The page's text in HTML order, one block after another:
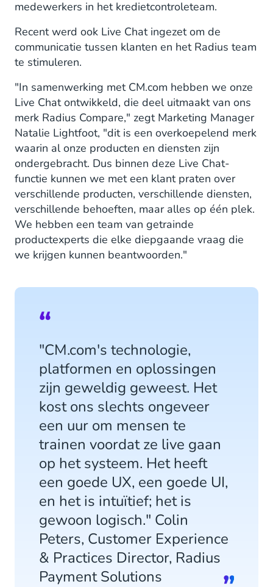
medewerkers in het kredietcontroleteam.
Recent werd ook Live Chat ingezet om de
communicatie tussen klanten en het Radius team
te stimuleren.
"In samenwerking met CM.com hebben we onze
Live Chat ontwikkeld, die deel uitmaakt van ons
merk Radius Compare," zegt Marketing Manager
Natalie Lightfoot, "dit is een overkoepelend merk
waarin al onze producten en diensten zijn
ondergebracht. Dus binnen deze Live Chat-
functie kunnen we met een klant praten over
verschillende producten, verschillende diensten,
verschillende behoeften, maar alles op één plek.
We hebben een team van getrainde
productexperts die elke diepgaande vraag die
we krijgen kunnen beantwoorden."
"CM.com's technologie,
platformen en oplossingen
zijn geweldig geweest. Het
kost ons slechts ongeveer
een uur om mensen te
trainen voordat ze live gaan
op het systeem. Het heeft
een goede UX, een goede UI,
en het is intuïtief; het is
gewoon logisch." Colin
Peters, Customer Experience
& Practices Director, Radius
Payment Solutions